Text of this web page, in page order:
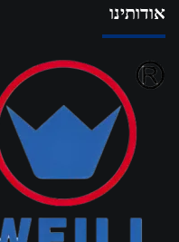
אודותינו